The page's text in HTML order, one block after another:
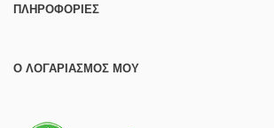
ΠΛΗΡΟΦΟΡΊΕΣ
Ο ΛΟΓΑΡΙΑΣΜΌΣ ΜΟΥ